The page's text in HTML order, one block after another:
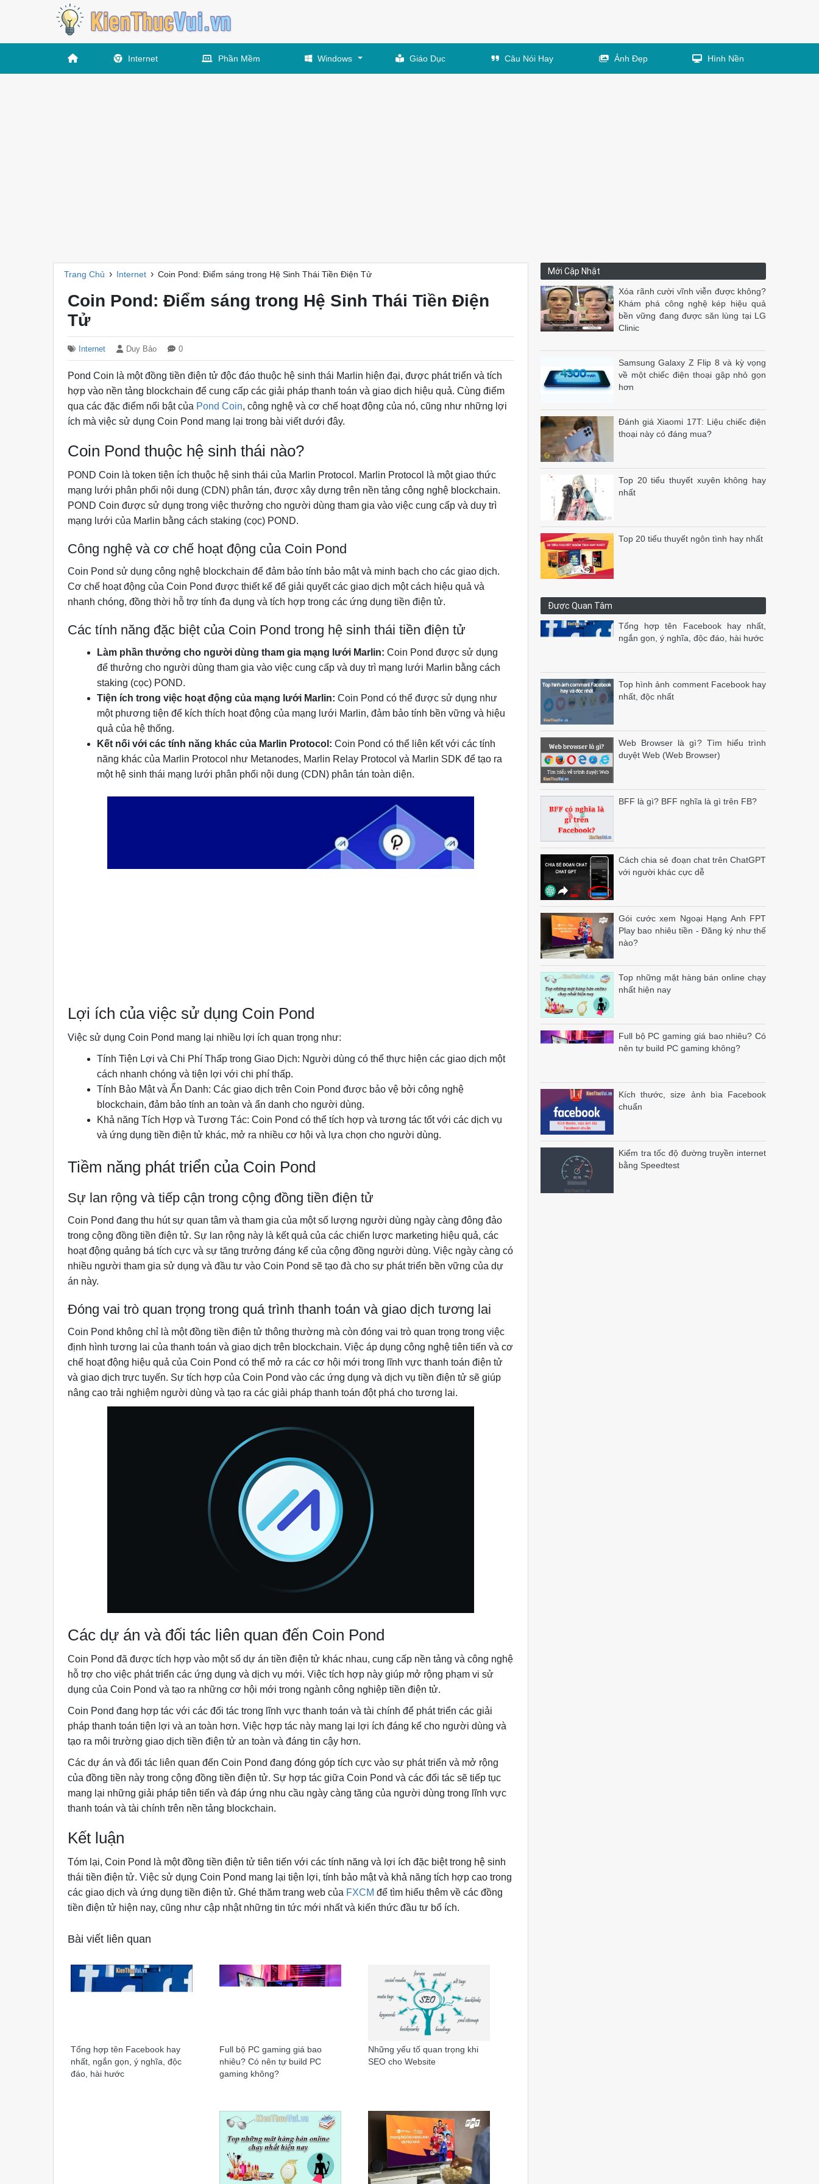
Internet Phần Mềm Windows Giáo Dục Câu Nói Hay Ảnh Đẹp Hình Nền
Trang Chủ › Internet › Coin Pond: Điểm sáng trong Hệ Sinh Thái Tiền Điện Tử
Coin Pond: Điểm sáng trong Hệ Sinh Thái Tiền Điện
Tử
Internet Duy Bảo 0
Pond Coin là một đồng tiền điện tử độc đáo thuộc hệ sinh thái Marlin hiện đại, được phát triển và tích
hợp vào nền tảng blockchain để cung cấp các giải pháp thanh toán và giao dịch hiệu quả. Cùng điểm
qua các đặc điểm nổi bật của Pond Coin, công nghệ và cơ chế hoạt động của nó, cũng như những lợi
ích mà việc sử dụng Coin Pond mang lại trong bài viết dưới đây.
Coin Pond thuộc hệ sinh thái nào?
POND Coin là token tiện ích thuộc hệ sinh thái của Marlin Protocol. Marlin Protocol là một giao thức
mạng lưới phân phối nội dung (CDN) phân tán, được xây dựng trên nền tảng công nghệ blockchain.
POND Coin được sử dụng trong việc thưởng cho người dùng tham gia vào việc cung cấp và duy trì
mạng lưới của Marlin bằng cách staking (cọc) POND.
Công nghệ và cơ chế hoạt động của Coin Pond
Coin Pond sử dụng công nghệ blockchain để đảm bảo tính bảo mật và minh bạch cho các giao dịch.
Cơ chế hoạt động của Coin Pond được thiết kế để giải quyết các giao dịch một cách hiệu quả và
nhanh chóng, đồng thời hỗ trợ tính đa dụng và tích hợp trong các ứng dụng tiền điện tử.
Các tính năng đặc biệt của Coin Pond trong hệ sinh thái tiền điện tử
Làm phần thưởng cho người dùng tham gia mạng lưới Marlin:Coin Pond được sử dụng
để thưởng cho người dùng tham gia vào việc cung cấp và duy trì mạng lưới Marlin bằng cách
staking (cọc) POND.
Tiện ích trong việc hoạt động của mạng lưới Marlin:Coin Pond có thể được sử dụng như
một phương tiện để kích thích hoạt động của mạng lưới Marlin, đảm bảo tính bền vững và hiệu
quả của hệ thống.
Kết nối với các tính năng khác của Marlin Protocol:Coin Pond có thể liên kết với các tính
năng khác của Marlin Protocol như Metanodes, Marlin Relay Protocol và Marlin SDK để tạo ra
một hệ sinh thái mạng lưới phân phối nội dung (CDN) phân tán toàn diện.
Lợi ích của việc sử dụng Coin Pond
Việc sử dụng Coin Pond mang lại nhiều lợi ích quan trọng như:
Tính Tiện Lợi và Chi Phí Thấp trong Giao Dịch: Người dùng có thể thực hiện các giao dịch một
cách nhanh chóng và tiện lợi với chi phí thấp.
Tính Bảo Mật và Ẩn Danh: Các giao dịch trên Coin Pond được bảo vệ bởi công nghệ
blockchain, đảm bảo tính an toàn và ẩn danh cho người dùng.
Khả năng Tích Hợp và Tương Tác: Coin Pond có thể tích hợp và tương tác tốt với các dịch vụ
và ứng dụng tiền điện tử khác, mở ra nhiều cơ hội và lựa chọn cho người dùng.
Tiềm năng phát triển của Coin Pond
Sự lan rộng và tiếp cận trong cộng đồng tiền điện tử
Coin Pond đang thu hút sự quan tâm và tham gia của một số lượng người dùng ngày càng đông đảo
trong cộng đồng tiền điện tử. Sự lan rộng này là kết quả của các chiến lược marketing hiệu quả, các
hoạt động quảng bá tích cực và sự tăng trưởng đáng kể của cộng đồng người dùng. Việc ngày càng có
nhiều người tham gia sử dụng và đầu tư vào Coin Pond sẽ tạo đà cho sự phát triển bền vững của dự
án này.
Đóng vai trò quan trọng trong quá trình thanh toán và giao dịch tương lai
Coin Pond không chỉ là một đồng tiền điện tử thông thường mà còn đóng vai trò quan trọng trong việc
định hình tương lai của thanh toán và giao dịch trên blockchain. Việc áp dụng công nghệ tiên tiến và cơ
chế hoạt động hiệu quả của Coin Pond có thể mở ra các cơ hội mới trong lĩnh vực thanh toán điện tử
và giao dịch trực tuyến. Sự tích hợp của Coin Pond vào các ứng dụng và dịch vụ tiền điện tử sẽ giúp
nâng cao trải nghiệm người dùng và tạo ra các giải pháp thanh toán đột phá cho tương lai.
Các dự án và đối tác liên quan đến Coin Pond
Coin Pond đã được tích hợp vào một số dự án tiền điện tử khác nhau, cung cấp nền tảng và công nghệ
hỗ trợ cho việc phát triển các ứng dụng và dịch vụ mới. Việc tích hợp này giúp mở rộng phạm vi sử
dụng của Coin Pond và tạo ra những cơ hội mới trong ngành công nghiệp tiền điện tử.
Coin Pond đang hợp tác với các đối tác trong lĩnh vực thanh toán và tài chính để phát triển các giải
pháp thanh toán tiện lợi và an toàn hơn. Việc hợp tác này mang lại lợi ích đáng kể cho người dùng và
tạo ra môi trường giao dịch tiền điện tử an toàn và đáng tin cậy hơn.
Các dự án và đối tác liên quan đến Coin Pond đang đóng góp tích cực vào sự phát triển và mở rộng
của đồng tiền này trong cộng đồng tiền điện tử. Sự hợp tác giữa Coin Pond và các đối tác sẽ tiếp tục
mang lại những giải pháp tiên tiến và đáp ứng nhu cầu ngày càng tăng của người dùng trong lĩnh vực
thanh toán và tài chính trên nền tảng blockchain.
Kết luận
Tóm lại, Coin Pond là một đồng tiền điện tử tiên tiến với các tính năng và lợi ích đặc biệt trong hệ sinh
thái tiền điện tử. Việc sử dụng Coin Pond mang lại tiện lợi, tính bảo mật và khả năng tích hợp cao trong
các giao dịch và ứng dụng tiền điện tử. Ghé thăm trang web của FXCM để tìm hiểu thêm về các đồng
tiền điện tử hiện nay, cũng như cập nhật những tin tức mới nhất và kiến thức đầu tư bổ ích.
Bài viết liên quan
Tổng hợp tên Facebook hay
nhất, ngắn gọn, ý nghĩa, độc
đáo, hài hước
Full bộ PC gaming giá bao
nhiêu? Có nên tự build PC
gaming không?
Những yếu tố quan trọng khi
SEO cho Website
Mới Cập Nhật
Xóa rãnh cười vĩnh viễn được không?
Khám phá công nghệ kép hiệu quả
bền vững đang được săn lùng tại LG
Clinic
Samsung Galaxy Z Flip 8 và kỳ vọng
về một chiếc điện thoại gập nhỏ gọn
hơn
Đánh giá Xiaomi 17T: Liệu chiếc điện
thoại này có đáng mua?
Top 20 tiểu thuyết xuyên không hay
nhất
Top 20 tiểu thuyết ngôn tình hay nhất
Được Quan Tâm
Tổng hợp tên Facebook hay nhất,
ngắn gọn, ý nghĩa, độc đáo, hài hước
Top hình ảnh comment Facebook hay
nhất, độc nhất
Web Browser là gì? Tìm hiểu trình
duyệt Web (Web Browser)
BFF là gì? BFF nghĩa là gì trên FB?
Cách chia sẻ đoạn chat trên ChatGPT
với người khác cực dễ
Gói cước xem Ngoại Hạng Anh FPT
Play bao nhiêu tiền - Đăng ký như thế
nào?
Top những mặt hàng bán online chạy
nhất hiện nay
Full bộ PC gaming giá bao nhiêu? Có
nên tự build PC gaming không?
Kích thước, size ảnh bìa Facebook
chuẩn
Kiểm tra tốc độ đường truyền internet
bằng Speedtest